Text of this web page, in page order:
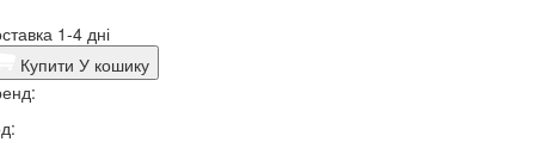
1-4 дні
Купити У кошику